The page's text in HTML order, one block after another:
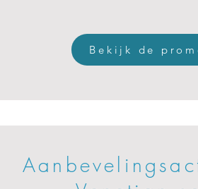
Bekijk de